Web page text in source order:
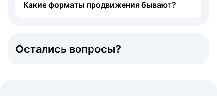
Какие форматы продвижения бывают?
Остались вопросы?